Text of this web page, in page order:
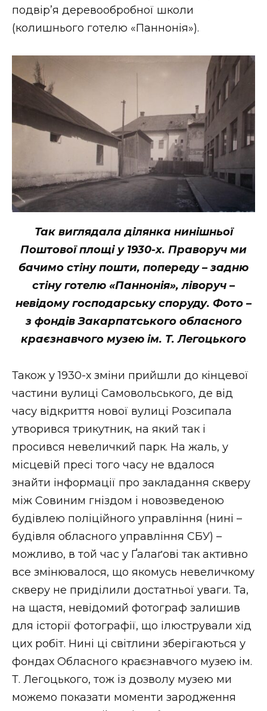
подвір’я деревообробної школи
(колишнього готелю «Паннонія»).
Так виглядала ділянка нинішньої
Поштової площі у 1930-х. Праворуч ми
бачимо стіну пошти, попереду – задню
стіну готелю «Паннонія», ліворуч –
невідому господарську споруду. Фото –
з фондів Закарпатського обласного
краєзнавчого музею ім. Т. Легоцького
Також у 1930-х зміни прийшли до кінцевої
частини вулиці Самовольського, де від
часу відкриття нової вулиці Розсипала
утворився трикутник, на який так і
просився невеличкий парк. На жаль, у
місцевій пресі того часу не вдалося
знайти інформації про закладання скверу
між Совиним гніздом і новозведеною
будівлею поліційного управління (нині –
будівля обласного управління СБУ) –
можливо, в той час у Ґалаґові так активно
все змінювалося, що якомусь невеличкому
скверу не приділили достатньої уваги. Та,
на щастя, невідомий фотограф залишив
для історії фотографії, що ілюстрували хід
цих робіт. Нині ці світлини зберігаються у
фондах Обласного краєзнавчого музею ім.
Т. Легоцького, тож із дозволу музею ми
можемо показати моменти зародження